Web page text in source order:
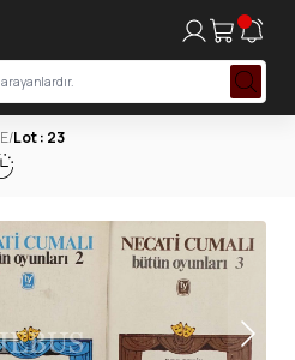
/Lot : 23